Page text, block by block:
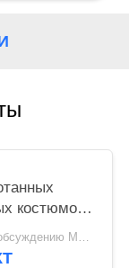
костюмов
Подлежит обсуждению MOQ:Negotiable